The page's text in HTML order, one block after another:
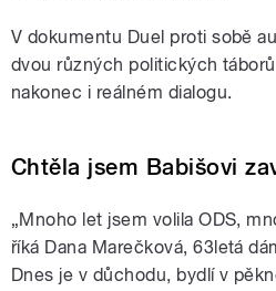
V dokumentu Duel proti sobě
dvou různých politických
nakonec i reálném dialogu.
Chtěla jsem Babišovi
„Mnoho let jsem volila ODS,
říká Dana Marečková, 63letá
Dnes je v důchodu, bydlí v